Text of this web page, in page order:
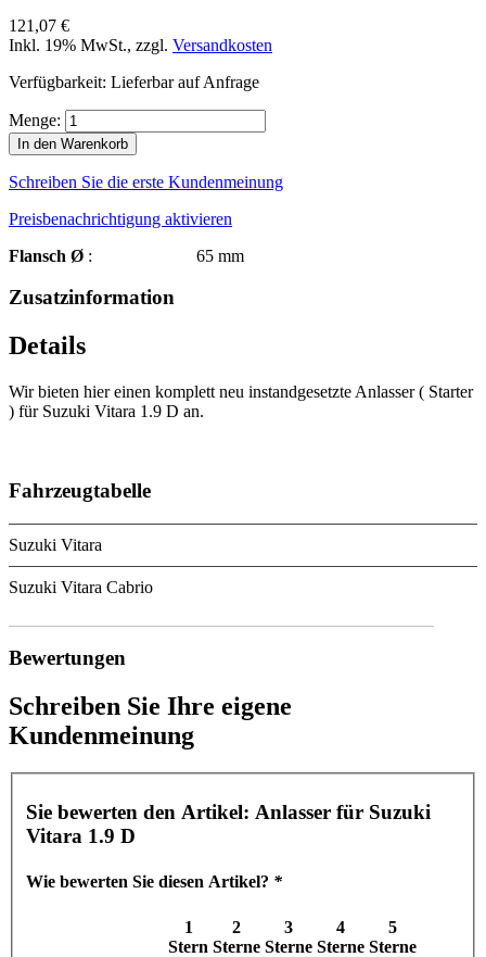
121,07 €
Inkl. 19% MwSt., zzgl. Versandkosten
Verfügbarkeit: Lieferbar auf Anfrage
Menge:
In den Warenkorb
Schreiben Sie die erste Kundenmeinung
Preisbenachrichtigung aktivieren
Flansch Ø : 65 mm
Zusatzinformation
Details
Wir bieten hier einen komplett neu instandgesetzte Anlasser ( Starter
) für Suzuki Vitara 1.9 D an.
Fahrzeugtabelle
Suzuki Vitara
Suzuki Vitara Cabrio
Bewertungen
Schreiben Sie Ihre eigene
Kundenmeinung
Sie bewerten den Artikel: Anlasser für Suzuki
Vitara 1.9 D
Wie bewerten Sie diesen Artikel? *
1
Stern
2
Sterne
3
Sterne
4
Sterne
5
Sterne